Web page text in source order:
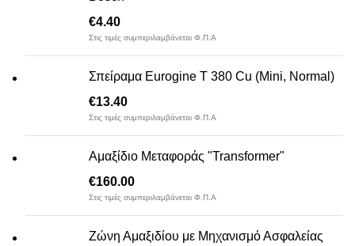
€4.40
Στις τιμές συμπεριλαμβάνεται Φ.Π.Α
Σπείραμα Eurogine Τ 380 Cu (Mini, Normal)
€13.40
Στις τιμές συμπεριλαμβάνεται Φ.Π.Α
Αμαξίδιο Μεταφοράς "Transformer"
€160.00
Στις τιμές συμπεριλαμβάνεται Φ.Π.Α
Ζώνη Αμαξιδίου με Μηχανισμό Ασφαλείας